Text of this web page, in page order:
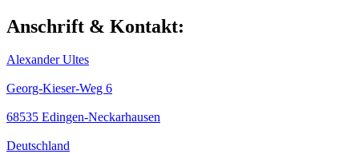
Anschrift & Kontakt:
Alexander Ultes
Georg-Kieser-Weg 6
68535 Edingen-Neckarhausen
Deutschland